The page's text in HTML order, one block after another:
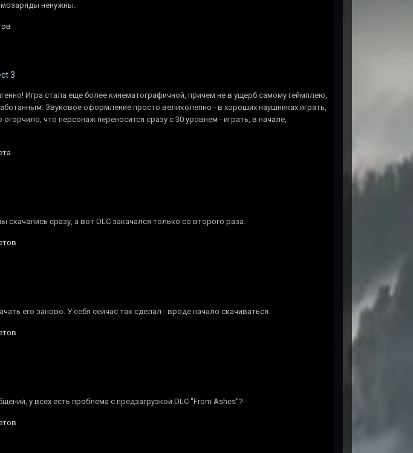
ненужны.
3
Игра стала еще более кинематографичной, причем не в ущерб самому геймплею,
Звуковое оформление просто великолепно - в хороших наушниках играть,
что персонаж переносится сразу с 30 уровнем - играть, в начале,
скачались сразу, а вот DLC закачался только со второго раза.
его заново. У себя сейчас так сделал - вроде начало скачиваться.
у всех есть проблема с предзагрузкой DLC "From Ashes"?